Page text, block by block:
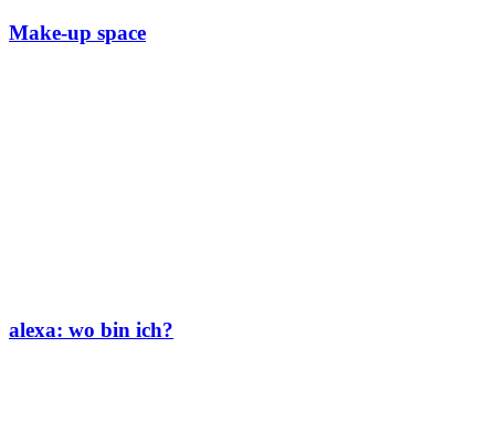
Make-up space
alexa: wo bin ich?